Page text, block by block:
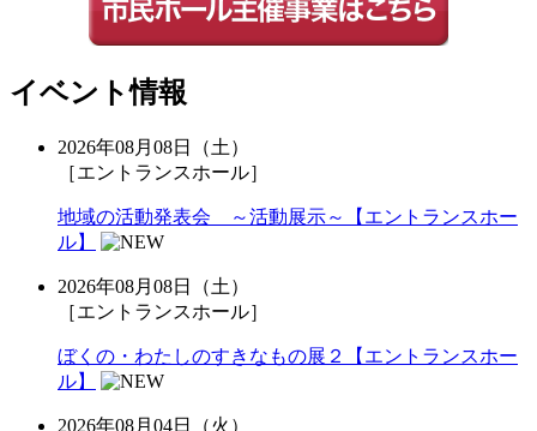
イベント情報
2026年08月08日（土）
［エントランスホール］
地域の活動発表会 ～活動展示～【エントランスホー
ル】
2026年08月08日（土）
［エントランスホール］
ぼくの・わたしのすきなもの展２【エントランスホー
ル】
2026年08月04日（火）